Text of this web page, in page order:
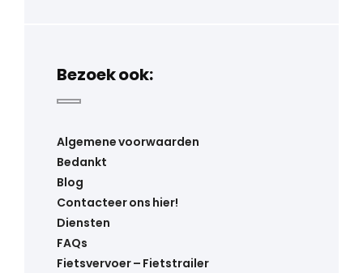
Bezoek ook:
Algemene voorwaarden
Bedankt
Blog
Contacteer ons hier!
Diensten
FAQs
Fietsvervoer – Fietstrailer